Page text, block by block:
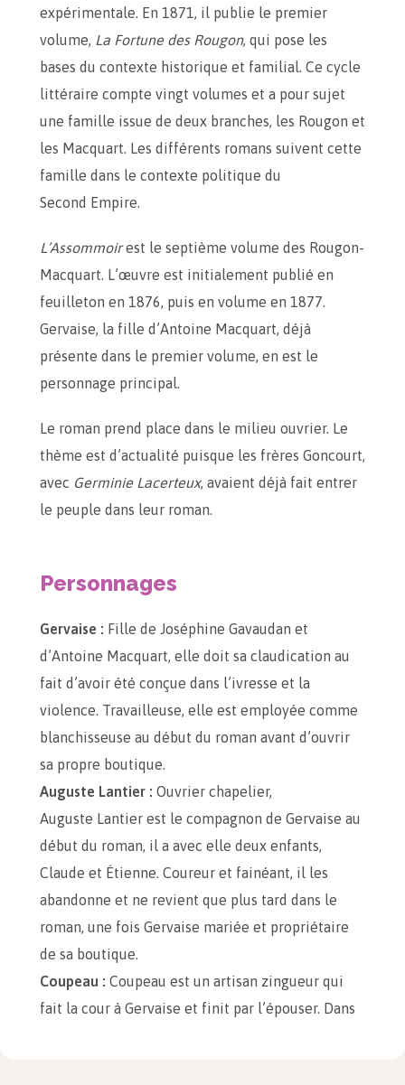
expérimentale. En 1871, il publie le premier
volume, La Fortune des Rougon, qui pose les
bases du contexte historique et familial. Ce cycle
littéraire compte vingt volumes et a pour sujet
une famille issue de deux branches, les Rougon et
les Macquart. Les différents romans suivent cette
famille dans le contexte politique du
Second Empire.
L’Assommoirest le septième volume des Rougon-
Macquart. L’œuvre est initialement publié en
feuilleton en 1876, puis en volume en 1877.
Gervaise, la fille d’Antoine Macquart, déjà
présente dans le premier volume, en est le
personnage principal.
Le roman prend place dans le milieu ouvrier. Le
thème est d’actualité puisque les frères Goncourt,
avec Germinie Lacerteux, avaient déjà fait entrer
le peuple dans leur roman.
Personnages
Gervaise : Fille de Joséphine Gavaudan et
d’Antoine Macquart, elle doit sa claudication au
fait d’avoir été conçue dans l’ivresse et la
violence. Travailleuse, elle est employée comme
blanchisseuse au début du roman avant d’ouvrir
sa propre boutique.
Auguste Lantier : Ouvrier chapelier,
Auguste Lantier est le compagnon de Gervaise au
début du roman, il a avec elle deux enfants,
Claude et Étienne. Coureur et fainéant, il les
abandonne et ne revient que plus tard dans le
roman, une fois Gervaise mariée et propriétaire
de sa boutique.
Coupeau : Coupeau est un artisan zingueur qui
fait la cour à Gervaise et finit par l’épouser. Dans